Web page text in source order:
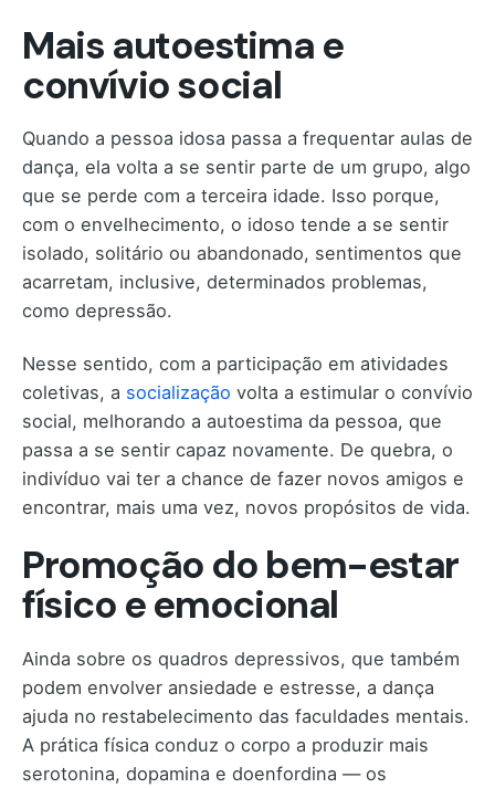
Mais autoestima e
convívio social
Quando a pessoa idosa passa a frequentar aulas de
dança, ela volta a se sentir parte de um grupo, algo
que se perde com a terceira idade. Isso porque,
com o envelhecimento, o idoso tende a se sentir
isolado, solitário ou abandonado, sentimentos que
acarretam, inclusive, determinados problemas,
como depressão.
Nesse sentido, com a participação em atividades
coletivas, a socialização volta a estimular o convívio
social, melhorando a autoestima da pessoa, que
passa a se sentir capaz novamente. De quebra, o
indivíduo vai ter a chance de fazer novos amigos e
encontrar, mais uma vez, novos propósitos de vida.
Promoção do bem-estar
físico e emocional
Ainda sobre os quadros depressivos, que também
podem envolver ansiedade e estresse, a dança
ajuda no restabelecimento das faculdades mentais.
A prática física conduz o corpo a produzir mais
serotonina, dopamina e doenfordina — os